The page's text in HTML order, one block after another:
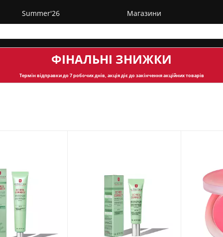
Summer'26 Магазини
ФІНАЛЬНІ ЗНИЖКИ
Термін відправкидо 7 робочих днів, акція діє до закінчення акційних товарів